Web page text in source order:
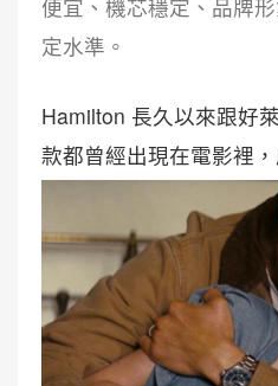
便宜、機芯穩定、品牌
定水準。
Hamilton 長久以來跟好
款都曾經出現在電影裡